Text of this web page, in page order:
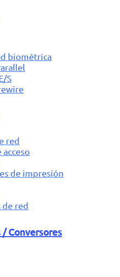
biométrica
S
red
acceso
de impresión
de red
Conversores